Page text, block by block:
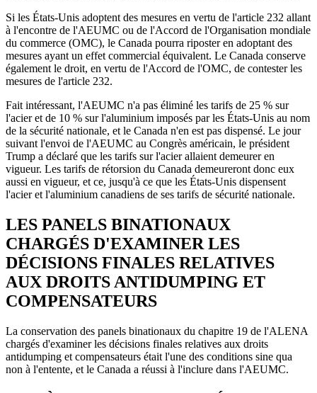
Si les États-Unis adoptent des mesures en vertu de l'article 232 allant
à l'encontre de l'AEUMC ou de l'Accord de l'Organisation mondiale
du commerce (OMC), le Canada pourra riposter en adoptant des
mesures ayant un effet commercial équivalent. Le Canada conserve
également le droit, en vertu de l'Accord de l'OMC, de contester les
mesures de l'article 232.
Fait intéressant, l'AEUMC n'a pas éliminé les tarifs de 25 % sur
l'acier et de 10 % sur l'aluminium imposés par les États-Unis au nom
de la sécurité nationale, et le Canada n'en est pas dispensé. Le jour
suivant l'envoi de l'AEUMC au Congrès américain, le président
Trump a déclaré que les tarifs sur l'acier allaient demeurer en
vigueur. Les tarifs de rétorsion du Canada demeureront donc eux
aussi en vigueur, et ce, jusqu'à ce que les États-Unis dispensent
l'acier et l'aluminium canadiens de ses tarifs de sécurité nationale.
LES PANELS BINATIONAUX
CHARGÉS D'EXAMINER LES
DÉCISIONS FINALES RELATIVES
AUX DROITS ANTIDUMPING ET
COMPENSATEURS
La conservation des panels binationaux du chapitre 19 de l'ALENA
chargés d'examiner les décisions finales relatives aux droits
antidumping et compensateurs était l'une des conditions sine qua
non à l'entente, et le Canada a réussi à l'inclure dans l'AEUMC.